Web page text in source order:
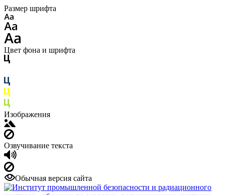
Размер шрифта
Цвет фона и шрифта
Изображения
Озвучивание текста
Обычная версия сайта